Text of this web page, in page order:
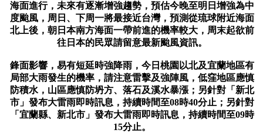
海面進行，未來有逐漸增強趨勢，預估今晚至明日增強為中
度颱風，周日、下周一將最接近台灣，預測從琉球附近海面
北上後，朝日本南方海面一帶前進的機率較大，周末起欲前
往日本的民眾請留意最新颱風資訊。
鋒面影響，易有短延時強降雨，今日桃園以北及宜蘭地區有
局部大雨發生的機率，請注意雷擊及強陣風，低窪地區應慎
防積水，山區應慎防坍方、落石及溪水暴漲；另針對「新北
市」發布大雷雨即時訊息，持續時間至08時40分止；另針對
「宜蘭縣、新北市」發布大雷雨即時訊息，持續時間至09時
15分止。